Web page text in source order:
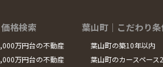
格検索
万円台の不動産
万円台の不動産
葉山町｜こだわり
葉山町の築10年以内
葉山町のカースペース